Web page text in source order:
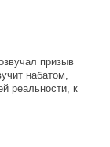
призыв
набатом,
реальности, к